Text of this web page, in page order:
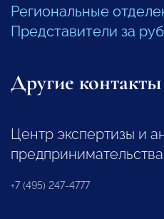
Региональные
Представители за
Другие контакты
Центр экспертизы и
предпринимательства
+7 (495) 247-4777